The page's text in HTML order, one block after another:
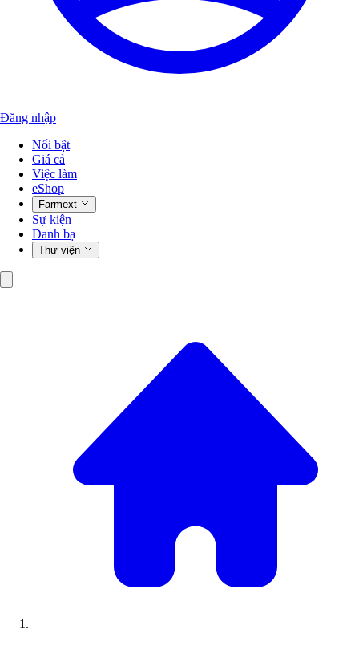
Đăng nhập
Nổi bật
Giá cả
Việc làm
eShop
Farmext
Sự kiện
Danh bạ
Thư viện